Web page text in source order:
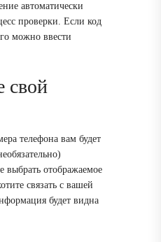
автоматически
проверки. Если код
можно ввести
свой
телефона вам будет
отображаемое
связать с вашей
будет видна